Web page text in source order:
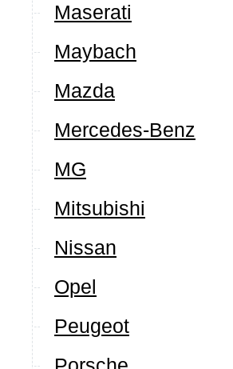
Maserati
Maybach
Mazda
Mercedes-Benz
MG
Mitsubishi
Nissan
Opel
Peugeot